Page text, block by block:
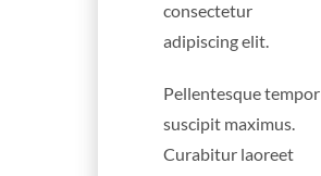
consectetur
adipiscing elit.
Pellentesque tempor
suscipit maximus.
Curabitur laoreet